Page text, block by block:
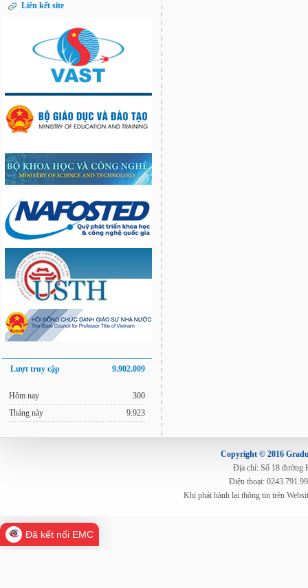
Liên kết site
Lượt truy cập 9.902.009
Hôm nay
Tháng này
300
9.923
Copyright © 2016
Địa chỉ: Số 18 đường
Điện thoại:
Khi phát hành lại thông tin trên
Đã kết nối EMC